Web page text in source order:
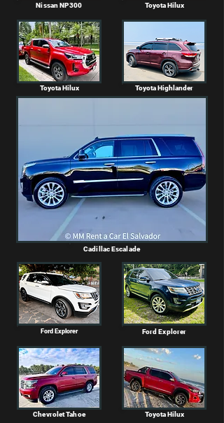
Nissan NP300 Toyota Hilux
Toyota Hilux Toyota Highlander
Cadillac Escalade
Ford Explorer Ford Explorer
Chevrolet Tahoe Toyota Hilux